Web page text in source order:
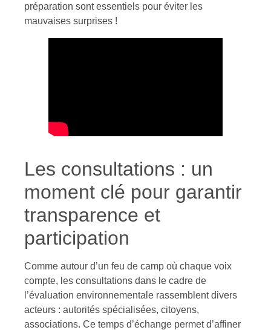
préparation sont essentiels pour éviter les
mauvaises surprises !
Les consultations : un
moment clé pour garantir
transparence et
participation
Comme autour d’un feu de camp où chaque voix
compte, les consultations dans le cadre de
l’évaluation environnementale rassemblent divers
acteurs : autorités spécialisées, citoyens,
associations. Ce temps d’échange permet d’affiner